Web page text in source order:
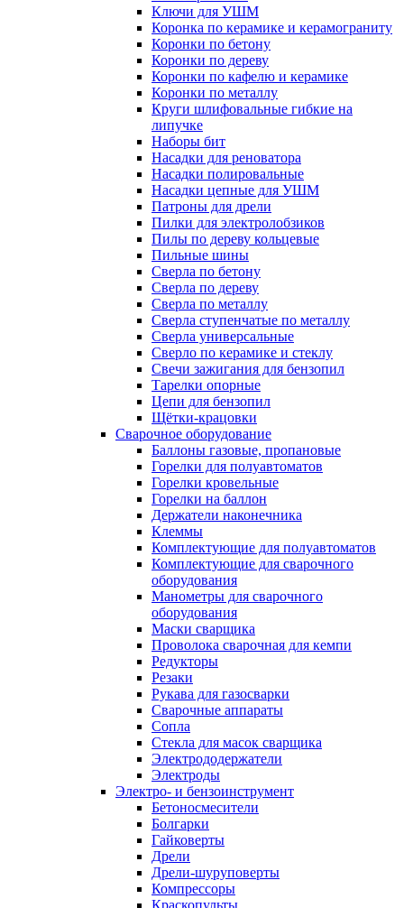
Ключи для УШМ
Коронка по керамике и керамограниту
Коронки по бетону
Коронки по дереву
Коронки по кафелю и керамике
Коронки по металлу
Круги шлифовальные гибкие на
липучке
Наборы бит
Насадки для реноватора
Насадки полировальные
Насадки цепные для УШМ
Патроны для дрели
Пилки для электролобзиков
Пилы по дереву кольцевые
Пильные шины
Сверла по бетону
Сверла по дереву
Сверла по металлу
Сверла ступенчатые по металлу
Сверла универсальные
Сверло по керамике и стеклу
Свечи зажигания для бензопил
Тарелки опорные
Цепи для бензопил
Щётки-крацовки
Сварочное оборудование
Баллоны газовые, пропановые
Горелки для полуавтоматов
Горелки кровельные
Горелки на баллон
Держатели наконечника
Клеммы
Комплектующие для полуавтоматов
Комплектующие для сварочного
оборудования
Манометры для сварочного
оборудования
Маски сварщика
Проволока сварочная для кемпи
Редукторы
Резаки
Рукава для газосварки
Сварочные аппараты
Сопла
Стекла для масок сварщика
Электрододержатели
Электроды
Электро- и бензоинструмент
Бетоносмесители
Болгарки
Гайковерты
Дрели
Дрели-шуруповерты
Компрессоры
Краскопульты